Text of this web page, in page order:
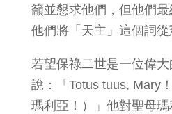
籲並懇求他們，但他們最
他們將「天主」這個詞從
若望保祿二世是一位偉
說：「Totus tuus, Mary
瑪利亞！）」他對聖母